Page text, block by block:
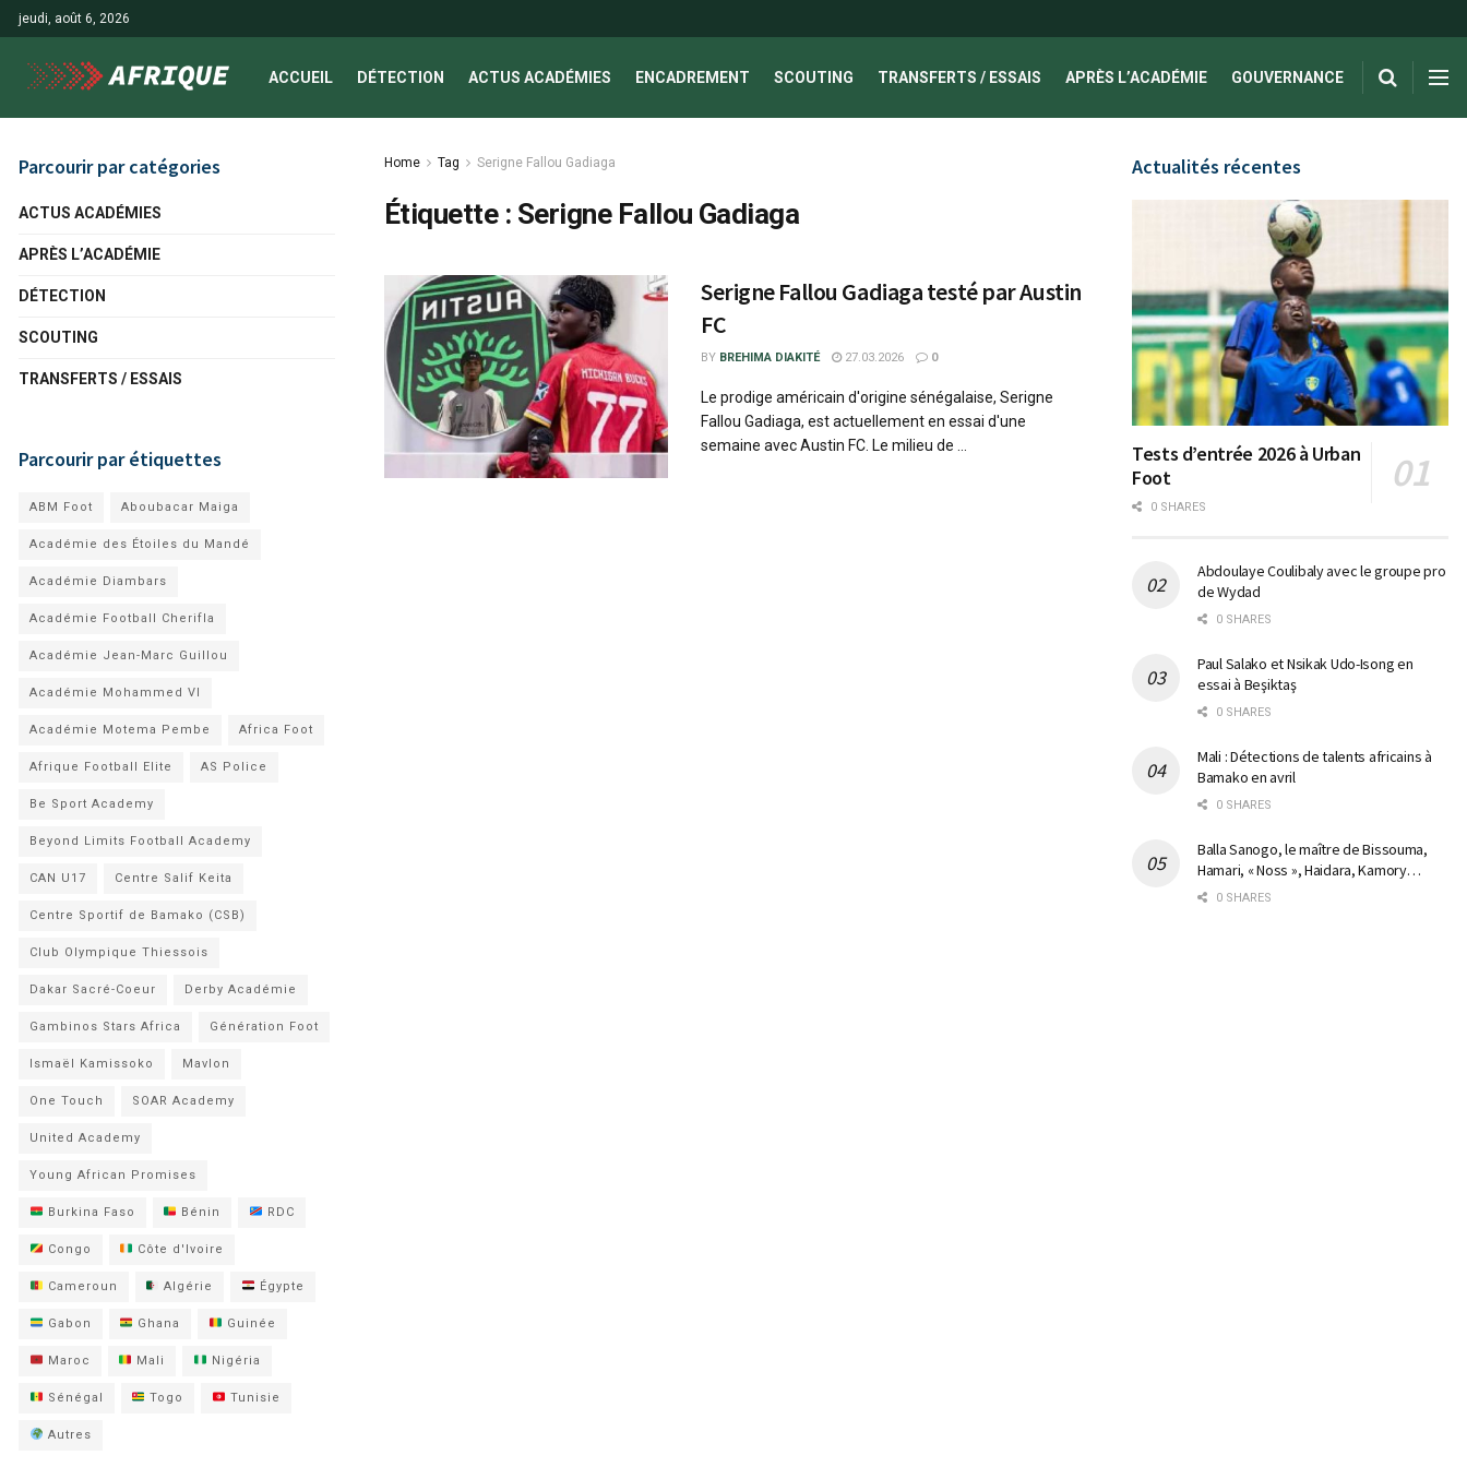
jeudi, août 6, 2026
ACCUEIL DÉTECTION ACTUS ACADÉMIES ENCADREMENT SCOUTING TRANSFERTS / ESSAIS APRÈS L’ACADÉMIE GOUVERNANCE
Home Tag Serigne Fallou Gadiaga
Étiquette : Serigne Fallou Gadiaga
Serigne Fallou Gadiaga testé par Austin
FC
BY BREHIMA DIAKITÉ 27.03.2026 0
Le prodige américain d'origine sénégalaise, Serigne
Fallou Gadiaga, est actuellement en essai d'une
semaine avec Austin FC. Le milieu de ...
Parcourir par catégories
ACTUS ACADÉMIES
APRÈS L’ACADÉMIE
DÉTECTION
SCOUTING
TRANSFERTS / ESSAIS
Parcourir par étiquettes
ABM Foot Aboubacar Maiga
Académie des Étoiles du Mandé
Académie Diambars
Académie Football Cherifla
Académie Jean-Marc Guillou
Académie Mohammed VI
Académie Motema Pembe Africa Foot
Afrique Football Elite AS Police
Be Sport Academy
Beyond Limits Football Academy
CAN U17 Centre Salif Keita
Centre Sportif de Bamako (CSB)
Club Olympique Thiessois
Dakar Sacré-Coeur Derby Académie
Gambinos Stars Africa Génération Foot
Ismaël Kamissoko Mavlon
One Touch SOAR Academy
United Academy
Young African Promises
Burkina Faso Bénin RDC
Congo Côte d'Ivoire
Cameroun Algérie Égypte
Gabon Ghana Guinée
Maroc Mali Nigéria
Sénégal Togo Tunisie
Autres
Actualités récentes
Tests d’entrée 2026 à Urban
Foot
0 SHARES
Abdoulaye Coulibaly avec le groupe pro
de Wydad
0 SHARES
Paul Salako et Nsikak Udo-Isong en
essai à Beşiktaş
0 SHARES
Mali : Détections de talents africains à
Bamako en avril
0 SHARES
Balla Sanogo, le maître de Bissouma,
Hamari, « Noss », Haidara, Kamory…
0 SHARES